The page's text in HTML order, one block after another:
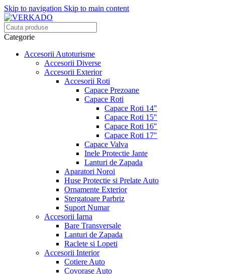
Skip to navigation Skip to main content
Categorie
Accesorii Autoturisme
Accesorii Diverse
Accesorii Exterior
Accesorii Roti
Capace Prezoane
Capace Roti
Capace Roti 14"
Capace Roti 15"
Capace Roti 16"
Capace Roti 17"
Capace Valva
Inele Protectie Jante
Lanturi de Zapada
Aparatori Noroi
Huse Protectie si Prelate Auto
Ornamente Exterior
Stergatoare Parbriz
Suport Numar
Accesorii Iarna
Bare Transversale
Lanturi de Zapada
Raclete si Lopeti
Accesorii Interior
Cotiere Auto
Covorase Auto